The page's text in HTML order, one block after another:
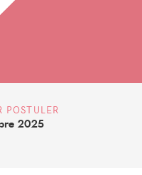
POSTULER
2025